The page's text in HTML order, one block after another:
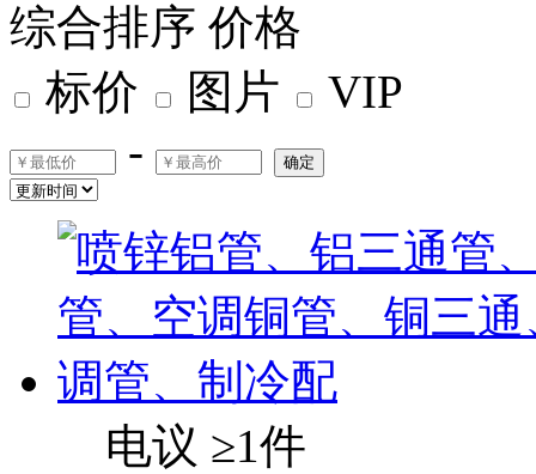
综合排序 价格
标价
图片
VIP
-
确定
电议 ≥1件